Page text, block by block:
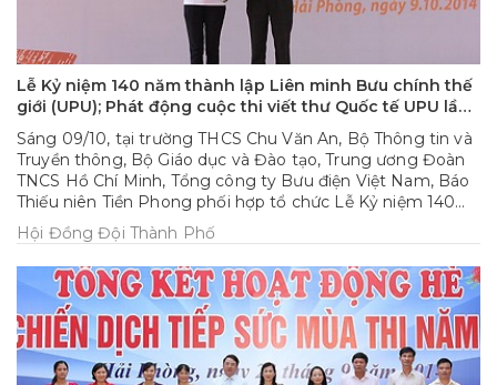
Lễ Kỷ niệm 140 năm thành lập Liên minh Bưu chính thế
giới (UPU); Phát động cuộc thi viết thư Quốc tế UPU lần
thứ 44 (2015) và trao giải Khuyến khích quốc tế cho học
sinh Việt Nam đạt giải tại cuộc thi UPU 43
Sáng 09/10, tại trường THCS Chu Văn An, Bộ Thông tin và
Truyền thông, Bộ Giáo dục và Đào tạo, Trung ương Đoàn
TNCS Hồ Chí Minh, Tổng công ty Bưu điện Việt Nam, Báo
Thiếu niên Tiền Phong phối hợp tổ chức Lễ Kỷ niệm 140
năm thành lập Liên minh Bưu chính thế giới (UPU); Phát
động cuộc thi viết thư Quốc tế UPU lần thứ 44 (2015) và
trao giải Khuyến khích quốc tế cho học sinh Việt Nam đạt
giải tại cuộc thi UPU 43.
Hội Đồng Đội Thành Phố